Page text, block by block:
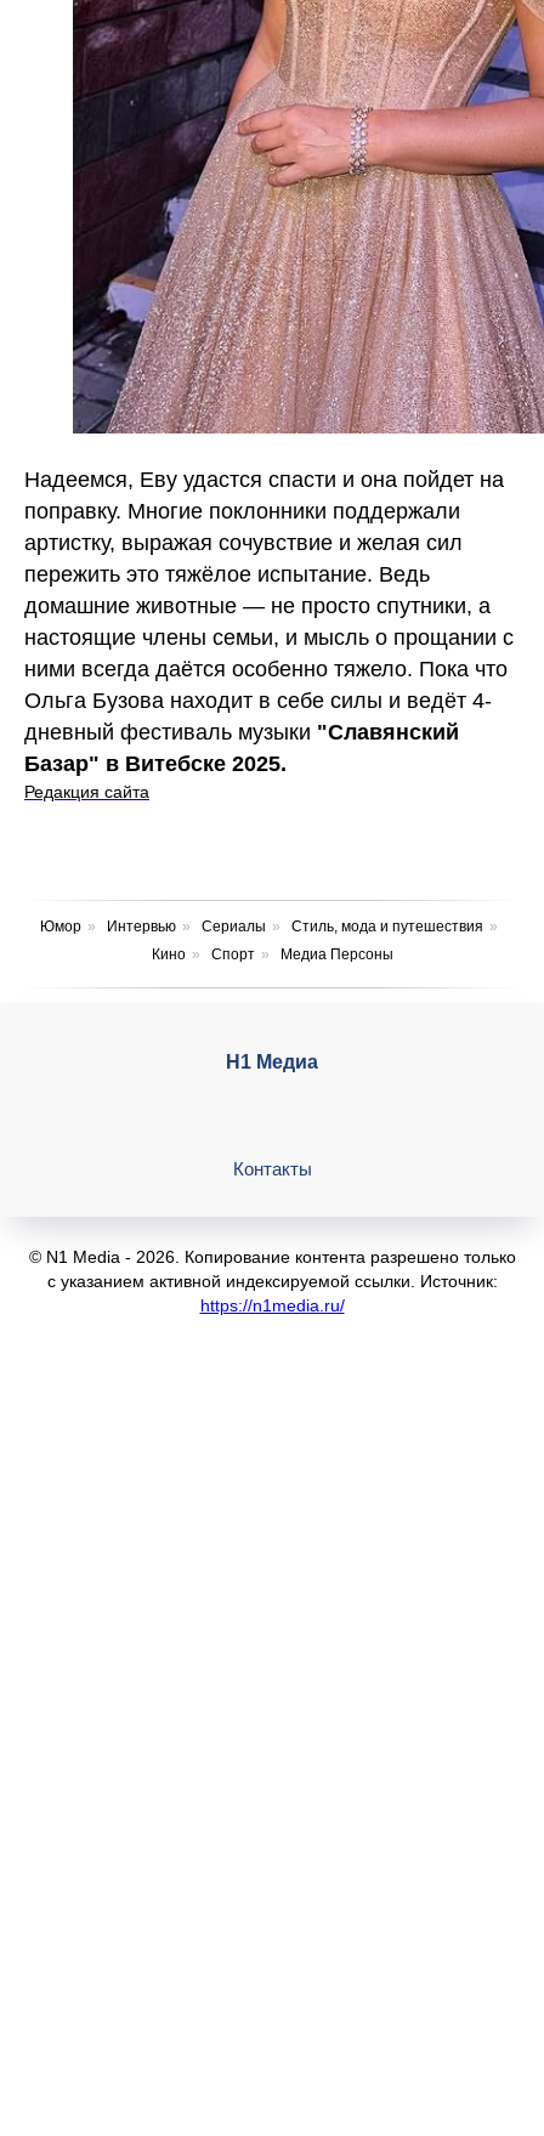
Надеемся, Еву удастся спасти и она пойдет на
поправку. Многие поклонники поддержали
артистку, выражая сочувствие и желая сил
пережить это тяжёлое испытание. Ведь
домашние животные — не просто спутники, а
настоящие члены семьи, и мысль о прощании с
ними всегда даётся особенно тяжело. Пока что
Ольга Бузова находит в себе силы и ведёт 4-
дневный фестиваль музыки "Славянский
Базар" в Витебске 2025.
Редакция сайта
Юмор » Интервью » Сериалы » Стиль, мода и путешествия »
Кино » Спорт » Медиа Персоны
Н1 Медиа
Контакты
© N1 Media - 2026. Копирование контента разрешено только
с указанием активной индексируемой ссылки. Источник:
https://n1media.ru/